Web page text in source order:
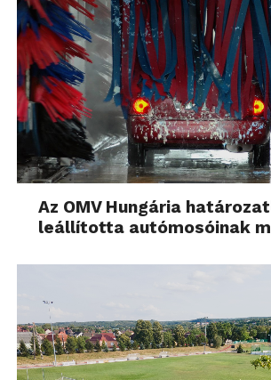
Az OMV Hungária
leállította autómosóinak